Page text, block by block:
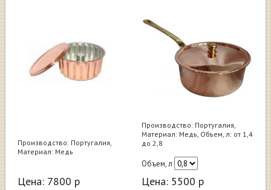
Производство: Португалия,
Материал: Медь
Цена: 7800 р
Производство: Португалия,
Материал: Медь, Объем, л: от 1,4
до 2,8
Объем, л
Цена: 5500 р